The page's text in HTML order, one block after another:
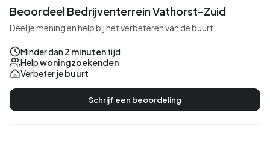
Beoordeel Bedrijventerrein Vathorst-Zuid
Deel je mening en help bij het verbeteren van de buurt.
Minder dan 2 minutentijd
Helpwoningzoekenden
Verbeter jebuurt
Schrijf een beoordeling